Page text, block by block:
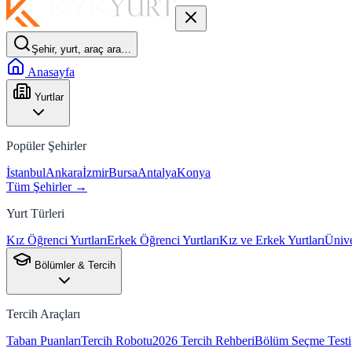
Şehir, yurt, araç ara…
Anasayfa
Yurtlar
Popüler Şehirler
İstanbulAnkaraİzmirBursaAntalyaKonya
Tüm Şehirler →
Yurt Türleri
Kız Öğrenci YurtlarıErkek Öğrenci YurtlarıKız ve Erkek Yurtları
Bölümler & Tercih
Tercih Araçları
Taban PuanlarıTercih Robotu2026 Tercih RehberiBölüm Seçme Testi